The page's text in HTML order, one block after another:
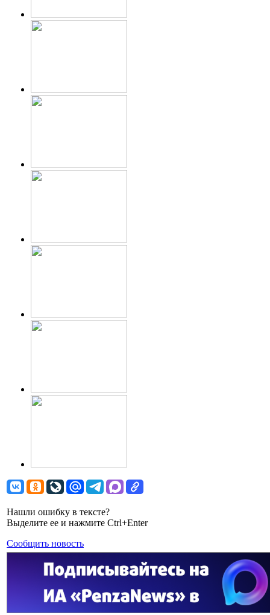
Нашли ошибку в тексте?
Выделите ее и нажмите Ctrl+Enter
Сообщить новость